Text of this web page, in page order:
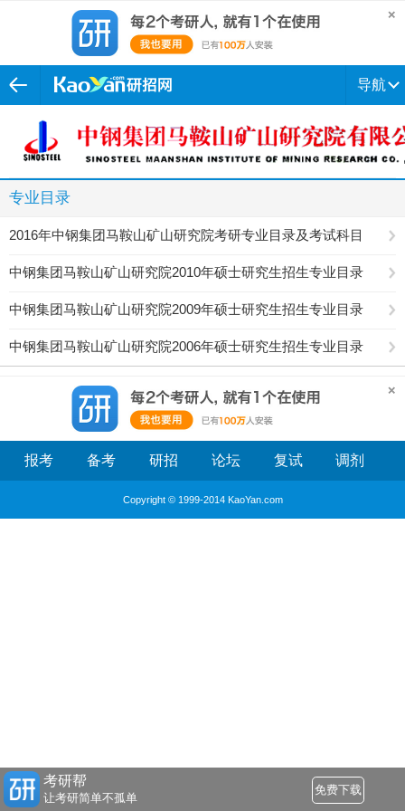
导航
专业目录
2016年中钢集团马鞍山矿山研究院考研专业目录及考试科目
中钢集团马鞍山矿山研究院2010年硕士研究生招生专业目录
中钢集团马鞍山矿山研究院2009年硕士研究生招生专业目录
中钢集团马鞍山矿山研究院2006年硕士研究生招生专业目录
报考 备考 研招 论坛 复试 调剂
Copyright © 1999-2014 KaoYan.com
考研帮
让考研简单不孤单
免费下载